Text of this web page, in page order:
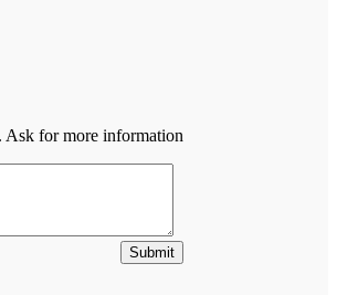
for more information
Submit